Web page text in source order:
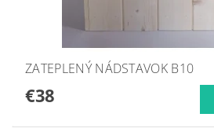
ZATEPLENÝ NÁDSTAVOK B10
€38